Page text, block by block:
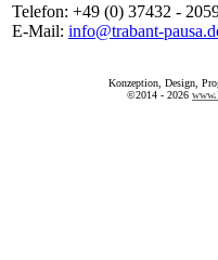
Telefon: +49 (0) 37432 -
E-Mail: info@trabant-
Konzeption, Design,
©2014 - 2026